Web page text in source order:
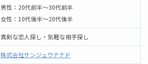
男性：20代前半～30代前半
女性：10代後半～20代後半
真剣な恋人探し・気軽な相手探し
株式会社サンジュウナナド